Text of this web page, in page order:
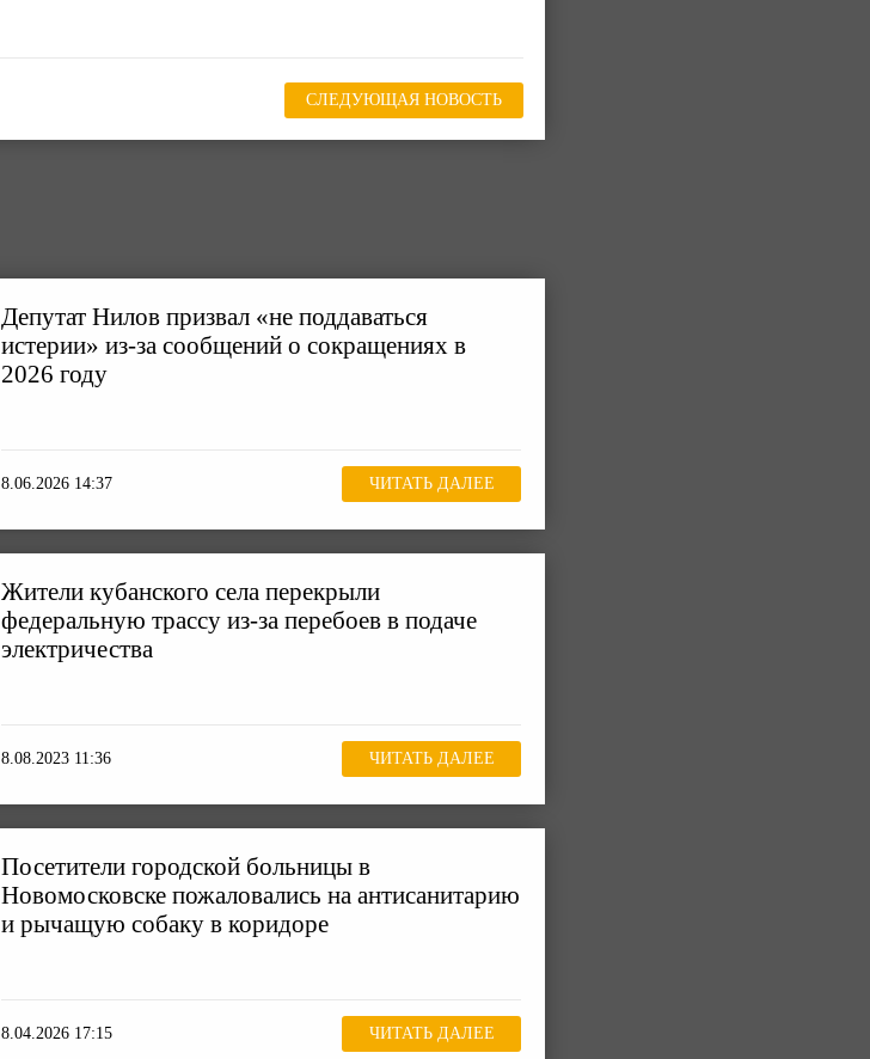
СЛЕДУЮЩАЯ НОВОСТЬ
Депутат Нилов призвал «не поддаваться
истерии» из-за сообщений о сокращениях в
2026 году
8.06.2026 14:37 ЧИТАТЬ ДАЛЕЕ
Жители кубанского села перекрыли
федеральную трассу из-за перебоев в подаче
электричества
8.08.2023 11:36 ЧИТАТЬ ДАЛЕЕ
Посетители городской больницы в
Новомосковске пожаловались на антисанитарию
и рычащую собаку в коридоре
8.04.2026 17:15 ЧИТАТЬ ДАЛЕЕ